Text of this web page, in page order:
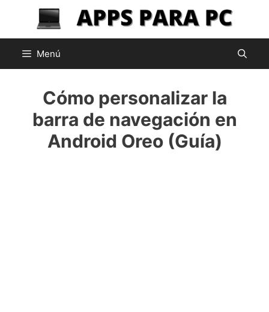
contenido
Menú
Cómo personalizar la
barra de navegación en
Android Oreo (Guía)